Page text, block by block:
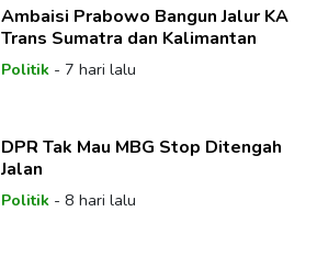
Ambaisi Prabowo Bangun Jalur KA
Trans Sumatra dan Kalimantan
Politik- 7 hari lalu
DPR Tak Mau MBG Stop Ditengah
Jalan
Politik- 8 hari lalu